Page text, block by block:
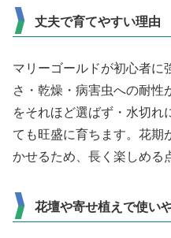
丈夫で育てやすい理由
マリーゴールドが初心者に
さ・乾燥・病害虫への耐性
をそれほど選ばず・水切れ
ても旺盛に育ちます。花期
かせるため、長く楽しめる
花壇や寄せ植えで使い